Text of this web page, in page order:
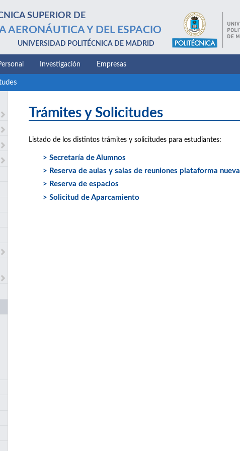
SUPERIOR DE
AERONÁUTICA Y DEL ESPACIO
UNIVERSIDAD POLITÉCNICA DE MADRID
Investigación Empresas
Trámites y Solicitudes
Listado de los distintos trámites y solicitudes para estudiantes:
> Secretaría de Alumnos
> Reserva de aulas y salas de reuniones plataforma nueva
> Reserva de espacios
> Solicitud de Aparcamiento